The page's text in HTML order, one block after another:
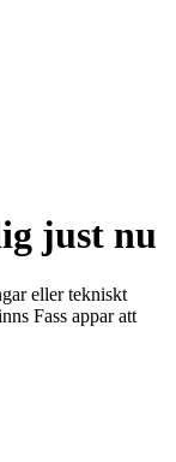
just nu
eller tekniskt
Fass appar att